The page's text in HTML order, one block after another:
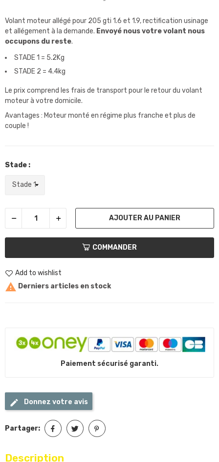
Volant moteur allégé pour 205 gti 1.6 et 1.9, rectification usinage
et allégement à la demande. Envoyé nous votre volant nous
occupons du reste.
STADE 1 = 5.2Kg
STADE 2 = 4.4kg
Le prix comprend les frais de transport pour le retour du volant
moteur à votre domicile.
Avantages : Moteur monté en régime plus franche et plus de
couple !
Stade :
AJOUTER AU PANIER
COMMANDER
Add to wishlist
 Derniers articles en stock
Paiement sécurisé garanti.
Donnez votre avis
Partager:
Description